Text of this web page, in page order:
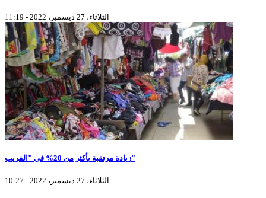
الثلاثاء، 27 ديسمبر، 2022 - 11:19
زيادة مرتقبة بأكثر من 20% في "الفريب"
الثلاثاء، 27 ديسمبر، 2022 - 10:27